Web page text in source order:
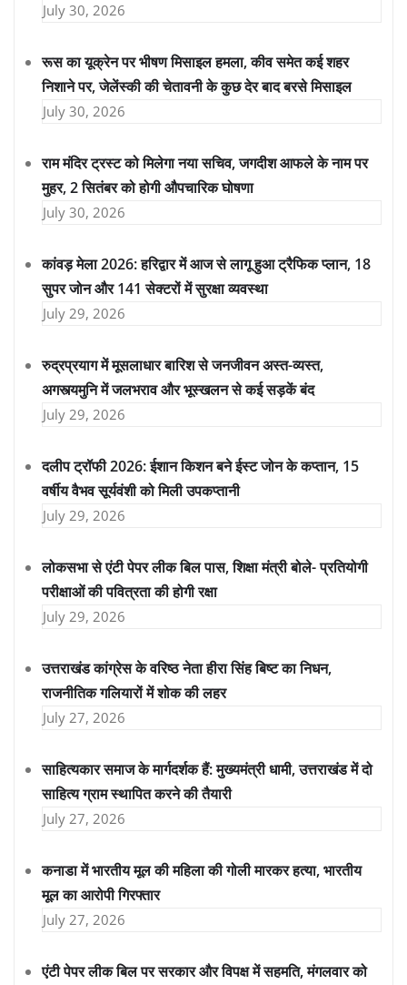
July 30, 2026
रूस का यूक्रेन पर भीषण मिसाइल हमला, कीव समेत कई शहर
निशाने पर, जेलेंस्की की चेतावनी के कुछ देर बाद बरसे मिसाइल
July 30, 2026
राम मंदिर ट्रस्ट को मिलेगा नया सचिव, जगदीश आफले के नाम पर
मुहर, 2 सितंबर को होगी औपचारिक घोषणा
July 30, 2026
कांवड़ मेला 2026: हरिद्वार में आज से लागू हुआ ट्रैफिक प्लान, 18
सुपर जोन और 141 सेक्टरों में सुरक्षा व्यवस्था
July 29, 2026
रुद्रप्रयाग में मूसलाधार बारिश से जनजीवन अस्त-व्यस्त,
अगस्त्यमुनि में जलभराव और भूस्खलन से कई सड़कें बंद
July 29, 2026
दलीप ट्रॉफी 2026: ईशान किशन बने ईस्ट जोन के कप्तान, 15
वर्षीय वैभव सूर्यवंशी को मिली उपकप्तानी
July 29, 2026
लोकसभा से एंटी पेपर लीक बिल पास, शिक्षा मंत्री बोले- प्रतियोगी
परीक्षाओं की पवित्रता की होगी रक्षा
July 29, 2026
उत्तराखंड कांग्रेस के वरिष्ठ नेता हीरा सिंह बिष्ट का निधन,
राजनीतिक गलियारों में शोक की लहर
July 27, 2026
साहित्यकार समाज के मार्गदर्शक हैं: मुख्यमंत्री धामी, उत्तराखंड में दो
साहित्य ग्राम स्थापित करने की तैयारी
July 27, 2026
कनाडा में भारतीय मूल की महिला की गोली मारकर हत्या, भारतीय
मूल का आरोपी गिरफ्तार
July 27, 2026
एंटी पेपर लीक बिल पर सरकार और विपक्ष में सहमति, मंगलवार को